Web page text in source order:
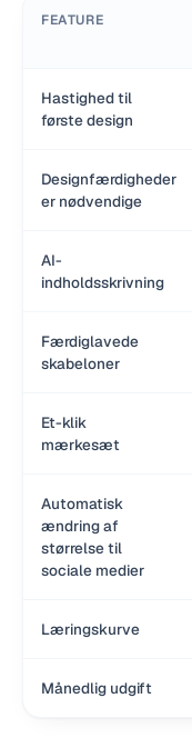
FEATURE
Hastighed til
første design
Designfærdigheder
er nødvendige
AI-
indholdsskrivning
Færdiglavede
skabeloner
Et-klik
mærkesæt
Automatisk
ændring af
størrelse til
sociale medier
Læringskurve
Månedlig udgift